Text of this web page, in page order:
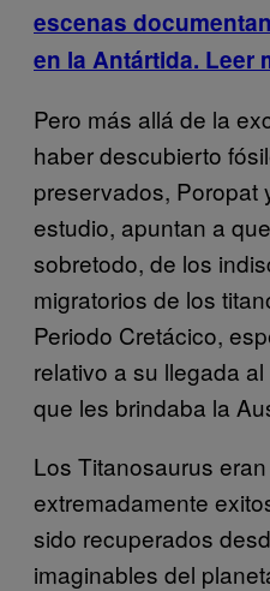
escenas
en la Antártida. Leer
Pero más allá de la
haber descubierto
preservados, Poropat
estudio, apuntan a
sobretodo, de los
migratorios de los
Periodo Cretácico,
relativo a su llegada
que les brindaba la
Los Titanosaurus
extremadamente
sido recuperados
imaginables del